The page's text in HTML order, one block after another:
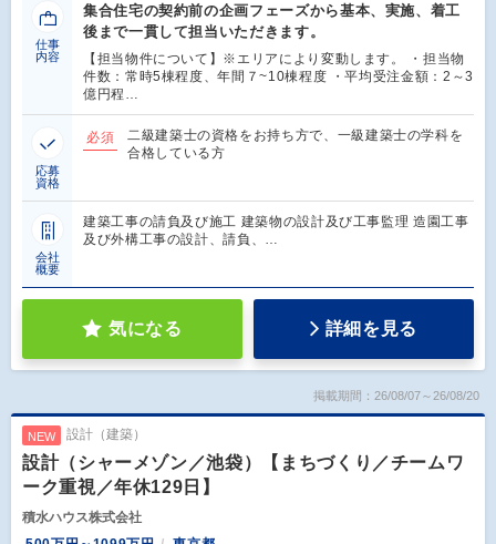
仕事
内容
集合住宅の契約前の企画フェーズから基本、実施、着工
後まで一貫して担当いただきます。
【担当物件について】※エリアにより変動します。 ・担当物
件数：常時5棟程度、年間７~10棟程度 ・平均受注金額：2～3
億円程…
応募
資格
必須
二級建築士の資格をお持ち方で、一級建築士の学科を
合格している方
会社
概要
建築工事の請負及び施工 建築物の設計及び工事監理 造園工事
及び外構工事の設計、請負、…
気になる 詳細を見る
掲載期間：26/08/07～26/08/20
NEW 設計（建築）
設計（シャーメゾン／池袋）【まちづくり／チームワ
ーク重視／年休129日】
積水ハウス株式会社